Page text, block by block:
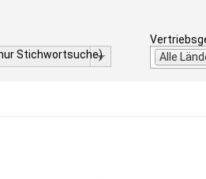
Stichwortsuche)
Alle